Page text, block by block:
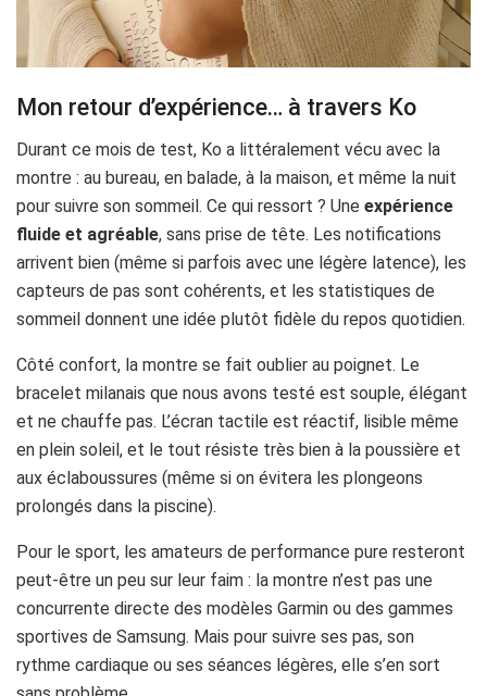
Mon retour d’expérience… à travers Ko
Durant ce mois de test, Ko a littéralement vécu avec la
montre : au bureau, en balade, à la maison, et même la nuit
pour suivre son sommeil. Ce qui ressort ? Une expérience
fluide et agréable, sans prise de tête. Les notifications
arrivent bien (même si parfois avec une légère latence), les
capteurs de pas sont cohérents, et les statistiques de
sommeil donnent une idée plutôt fidèle du repos quotidien.
Côté confort, la montre se fait oublier au poignet. Le
bracelet milanais que nous avons testé est souple, élégant
et ne chauffe pas. L’écran tactile est réactif, lisible même
en plein soleil, et le tout résiste très bien à la poussière et
aux éclaboussures (même si on évitera les plongeons
prolongés dans la piscine).
Pour le sport, les amateurs de performance pure resteront
peut-être un peu sur leur faim : la montre n’est pas une
concurrente directe des modèles Garmin ou des gammes
sportives de Samsung. Mais pour suivre ses pas, son
rythme cardiaque ou ses séances légères, elle s’en sort